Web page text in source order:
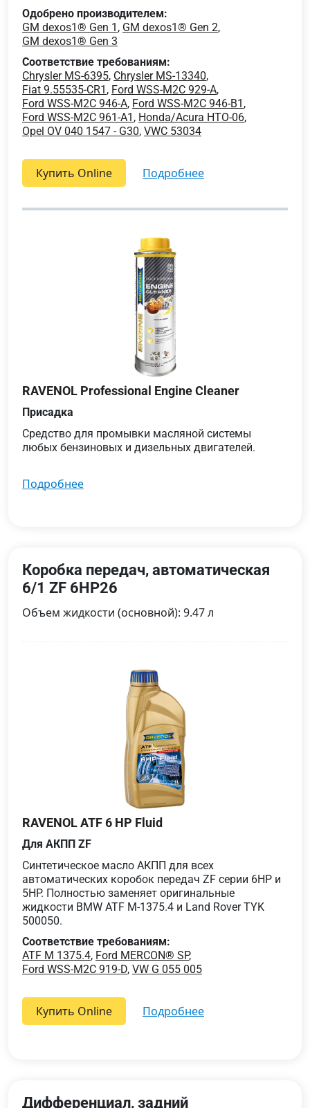
Одобрено производителем:
GM dexos1® Gen 1 , GM dexos1® Gen 2,
GM dexos1® Gen 3
Соответствие требованиям:
Chrysler MS-6395, Chrysler MS-13340,
Fiat 9.55535-CR1 , Ford WSS-M2C 929-A,
Ford WSS-M2C 946-A, Ford WSS-M2C 946-B1 ,
Ford WSS-M2C 961-A1 , Honda/Acura HTO-06,
Opel OV 040 1547 - G30, VWC 53034
Купить Online подробнее
RAVENOL Professional Engine Cleaner
Присадка
Средство для промывки масляной системы
любых бензиновых и дизельных двигателей.
подробнее
Коробка передач, автоматическая
6/1 ZF 6HP26
Объем жидкости (основной): 9.47 л
RAVENOL ATF 6 HP Fluid
Для АКПП ZF
Синтетическое масло АКПП для всех
автоматических коробок передач ZF серии 6HP и
5HP. Полностью заменяет оригинальные
жидкости BMW ATF M-1375.4 и Land Rover TYK
500050.
Соответствие требованиям:
ATF M 1375.4, Ford MERCON® SP,
Ford WSS-M2C 919-D, VW G 055 005
Купить Online подробнее
Дифференциал, задний